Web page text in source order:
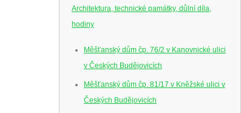
Architektura, technické památky, důlní díla,
hodiny
Měšťanský dům čp. 76/2 v Kanovnické ulici
v Českých Budějovicích
Měšťanský dům čp. 81/17 v Kněžské ulici v
Českých Budějovicích